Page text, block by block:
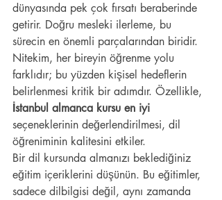
dünyasında pek çok fırsatı beraberinde
getirir. Doğru mesleki ilerleme, bu
sürecin en önemli parçalarından biridir.
Nitekim, her bireyin öğrenme yolu
farklıdır; bu yüzden kişisel hedeflerin
belirlenmesi kritik bir adımdır. Özellikle,
İstanbul almanca kursu en iyi
seçeneklerinin değerlendirilmesi, dil
öğreniminin kalitesini etkiler.
Bir dil kursunda almanızı beklediğiniz
eğitim içeriklerini düşünün. Bu eğitimler,
sadece dilbilgisi değil, aynı zamanda